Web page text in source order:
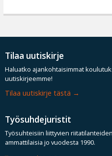
Tilaa uutiskirje
Haluatko ajankohtaisimmat
uutiskirjeemme!
Tilaa uutiskirje tästä
Työsuhdejuristit
Työsuhteisiin liittyvien
ammattilaisia jo vuodesta 1990.